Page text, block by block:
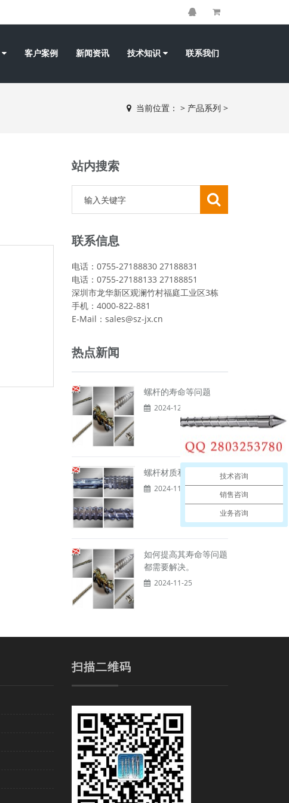
客户案例 新闻资讯 技术知识 联系我们
当前位置： > 产品系列 >
站内搜索
联系信息
电话：0755-27188830 27188831
电话：0755-27188133 27188851
深圳市龙华新区观澜竹村福庭工业区3栋
手机：4000-822-881
E-Mail：sales@sz-jx.cn
热点新闻
螺杆的寿命等问题
2024-12-02
螺杆材质和加工
2024-11-29
如何提高其寿命等问题
都需要解决。
2024-11-25
扫描二维码
技术咨询
销售咨询
业务咨询